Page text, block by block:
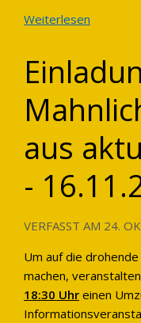
Weiterlesen
aus
-
VERFASST AM 24.
Um auf die
machen,
18:30 Uhr einen